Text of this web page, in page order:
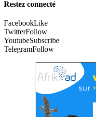
Restez connecté
FacebookLike
TwitterFollow
YoutubeSubscribe
TelegramFollow